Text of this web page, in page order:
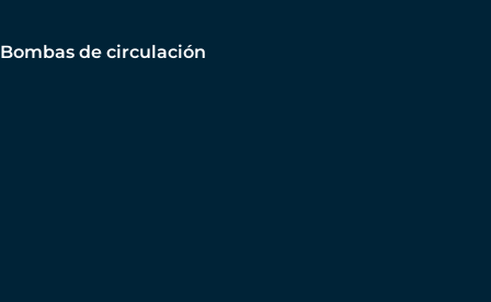
Bombas de circulación